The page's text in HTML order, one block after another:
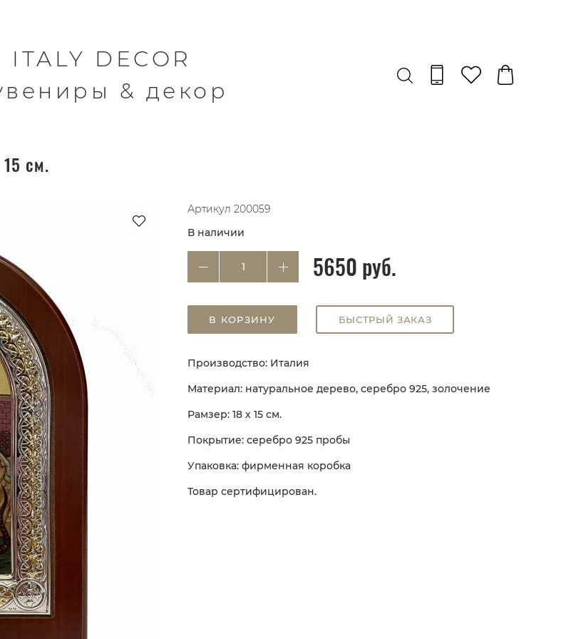
ITALY DECOR
& декор
см.
Артикул 200059
В наличии
5650 руб.
В КОРЗИНУ БЫСТРЫЙ ЗАКАЗ
Производство: Италия
Материал: натуральное дерево, серебро 925, золочение
Рамзер: 18 х 15 см.
Покрытие: серебро 925 пробы
Упаковка: фирменная коробка
Товар сертифицирован.